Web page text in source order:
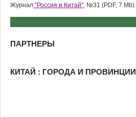
Журнал "Россия и Китай", №31 (PDF, 7 Mb)
ПАРТНЕРЫ
КИТАЙ : ГОРОДА И ПРОВИНЦИИ